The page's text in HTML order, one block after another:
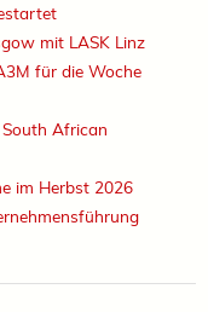
mit LASK Linz
für die Woche
African
im Herbst 2026